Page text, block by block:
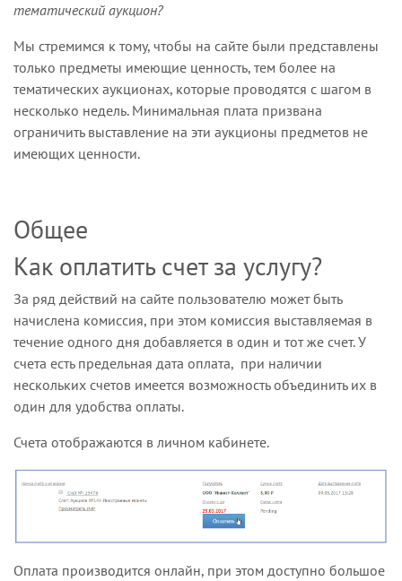
тематический аукцион?
Мы стремимся к тому, чтобы на сайте были представлены
только предметы имеющие ценность, тем более на
тематических аукционах, которые проводятся с шагом в
несколько недель. Минимальная плата призвана
ограничить выставление на эти аукционы предметов не
имеющих ценности.
Общее
Как оплатить счет за услугу?
За ряд действий на сайте пользователю может быть
начислена комиссия, при этом комиссия выставляемая в
течение одного дня добавляется в один и тот же счет. У
счета есть предельная дата оплата, при наличии
нескольких счетов имеется возможность объединить их в
один для удобства оплаты.
Счета отображаются в личном кабинете.
Оплата производится онлайн, при этом доступно большое